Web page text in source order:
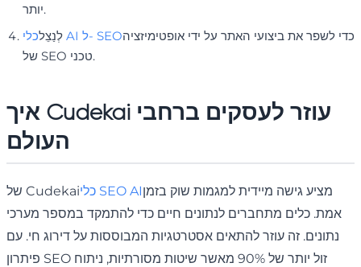
יותר.
לְנַצֵל
כלי AI ל- SEOכדי לשפר את ביצועי האתר על ידי אופטימיזציה
של SEO טכני.
איך Cudekai עוזר לעסקים ברחבי
העולם
של Cudekai כלי SEO AIמציע גישה מיידית למגמות שוק בזמן
אמת. כלים מתחברים לנתונים חיים כדי להתמקד במספר מערכי
נתונים. זה עוזר להתאים אסטרטגיות המבוססות על דירוג חי. עם
פיתרון SEO זול יותר של 90% מאשר שיטות מסורתיות, ניתוח